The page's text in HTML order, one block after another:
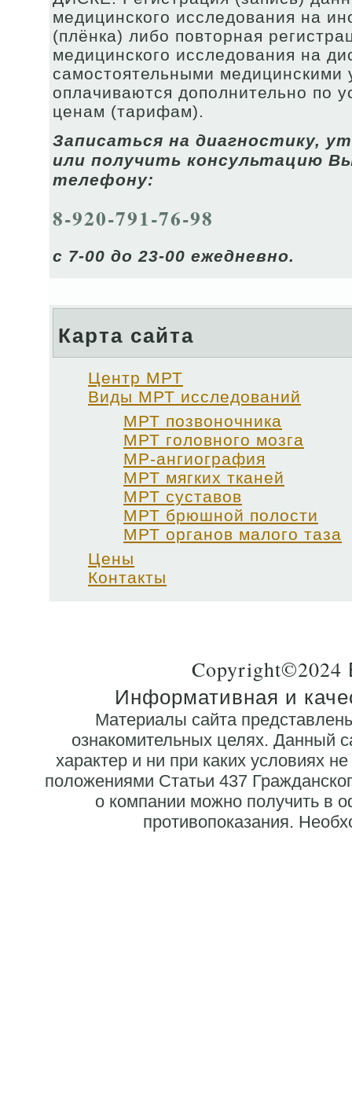
медицинского исследования на
(плёнка) либо повторная
медицинского исследования на
самостоятельными медицинскими
оплачиваются дополнительно по
ценам (тарифам).
Записаться на диагностику,
или получить консультацию
телефону:
8-920-791-76-98
с 7-00 до 23-00 ежедневно.
Карта сайта
Центр МРТ
Виды МРТ исследований
МРТ позвоночника
МРТ головного мозга
МР-ангиография
МРТ мягких тканей
МРТ суставов
МРТ брюшной полости
МРТ органов малого таза
Цены
Контакты
Информативная и
Материалы сайта
ознакомительных целях. Данный
характер и ни при каких условиях
положениями Статьи 437
о компании можно получить в
противопоказания.